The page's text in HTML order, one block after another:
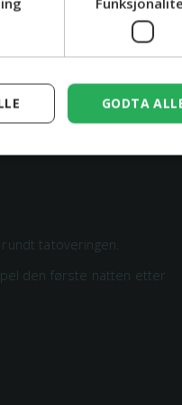
en lufttett forsegling.
tatoveringen.
den første natten etter
GODTA